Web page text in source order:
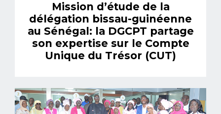
Mission d’étude de la
délégation bissau-guinéenne
au Sénégal: la DGCPT partage
son expertise sur le Compte
Unique du Trésor (CUT)